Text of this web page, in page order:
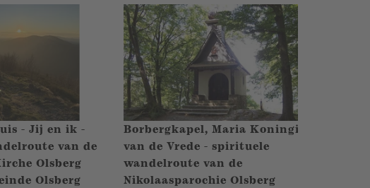
- Jij en ik -
van de
Olsberg
Olsberg
Borbergkapel, Maria Koningin
van de Vrede - spirituele
wandelroute van de
Nikolaasparochie Olsberg